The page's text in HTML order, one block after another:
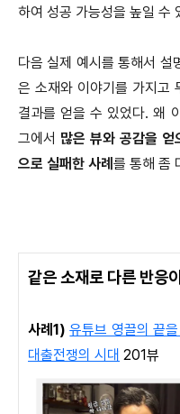
하여 성공 가능성을 높일 수
다음 실제 예시를 통해서 설
은 소재와 이야기를 가지고
결과를 얻을 수 있었다. 왜
그에서 많은 뷰와 공감을 얻
으로 실패한 사례 를 통해 좀
같은 소재로 다른 반응
사례1)유튜브 영끌의 끝
대출전쟁의 시대 201뷰